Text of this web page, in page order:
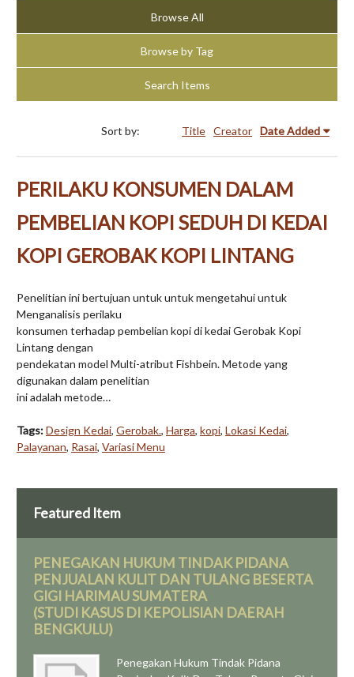
Browse All
Browse by Tag
Search Items
Sort by: Title Creator Date Added
PERILAKU KONSUMEN DALAM
PEMBELIAN KOPI SEDUH DI KEDAI
KOPI GEROBAK KOPI LINTANG
Penelitian ini bertujuan untuk untuk mengetahui untuk
Menganalisis perilaku
konsumen terhadap pembelian kopi di kedai Gerobak Kopi
Lintang dengan
pendekatan model Multi-atribut Fishbein. Metode yang
digunakan dalam penelitian
ini adalah metode…
Tags:Design Kedai, Gerobak., Harga, kopi, Lokasi Kedai,
Palayanan, Rasai, Variasi Menu
Featured Item
PENEGAKAN HUKUM TINDAK PIDANA
PENJUALAN KULIT DAN TULANG BESERTA
GIGI HARIMAU SUMATERA
(STUDI KASUS DI KEPOLISIAN DAERAH
BENGKULU)
Penegakan Hukum Tindak Pidana